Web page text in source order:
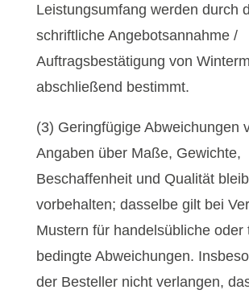
Leistungsumfang werden durch
schriftliche Angebotsannahme /
Auftragsbestätigung von
abschließend bestimmt.
(3) Geringfügige Abweichungen
Angaben über Maße, Gewichte,
Beschaffenheit und Qualität
vorbehalten; dasselbe gilt bei
Mustern für handelsübliche oder
bedingte Abweichungen.
der Besteller nicht verlangen,